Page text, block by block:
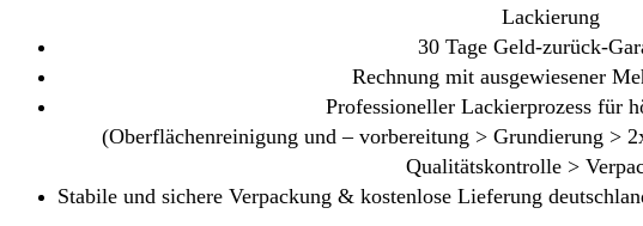
Lackierung
30 Tage Geld-zurück-
Rechnung mit ausgewiesener
Professioneller Lackierprozess für
(Oberflächenreinigung und – vorbereitung > Grundierung >
Qualitätskontrolle >
Stabile und sichere Verpackung & kostenlose Lieferung